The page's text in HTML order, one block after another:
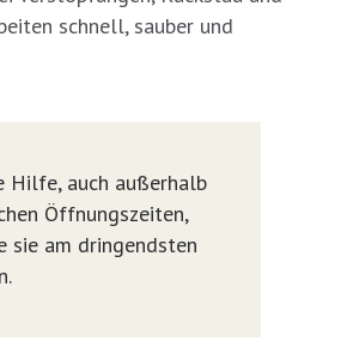
schnell, sauber und
Hilfe, auch außerhalb
Öffnungszeiten,
sie am dringendsten